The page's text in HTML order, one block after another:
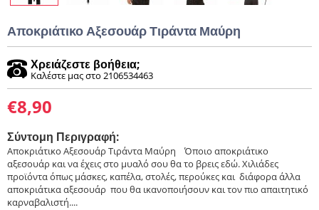
Αποκριάτικο Αξεσουάρ Τιράντα Μαύρη
Χρειάζεστε βοήθεια;
Καλέστε μας στο 2106534463
€8,90
Σύντομη Περιγραφή:
Αποκριάτικο Αξεσουάρ Τιράντα Μαύρη ​ ​ Όποιο αποκριάτικο
αξεσουάρ και να έχεις στο μυαλό σου θα το βρεις εδώ. Χιλιάδες
προϊόντα όπως μάσκες, καπέλα, στολές, περούκες και διάφορα άλλα
αποκριάτικα αξεσουάρ που θα ικανοποιήσουν και τον πιο απαιτητικό
καρναβαλιστή....